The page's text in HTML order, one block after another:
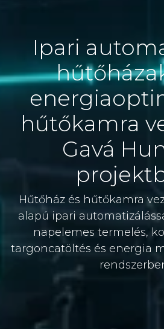
Ipari
hűtőkamra
Gavá
Hűtőház és hűtőkamra
alapú ipari
napelemes termelés,
targoncatöltés és energia